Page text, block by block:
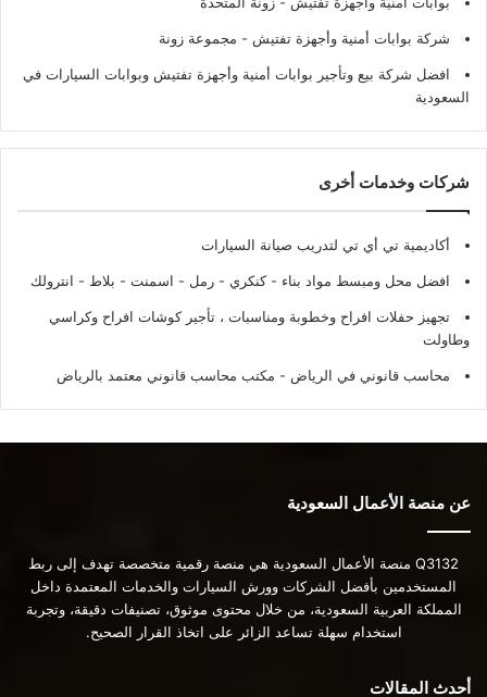
شركة بوابات أمنية وأجهزة تفتيش - مجموعة زونة
افضل شركة بيع وتأجير بوابات أمنية وأجهزة تفتيش وبوابات السيارات في
السعودية
شركات وخدمات أخرى
أكاديمية تي أي تي لتدريب صيانة السيارات
افضل محل ومبسط مواد بناء - كنكري - رمل - اسمنت - بلاط - انترولك
تجهيز حفلات افراح وخطوبة ومناسبات ، تأجير كوشات افراح وكراسي
وطاولت
محاسب قانوني في الرياض - مكتب محاسب قانوني معتمد بالرياض
عن منصة الأعمال السعودية
Q3132 منصة الأعمال السعودية هي منصة رقمية متخصصة تهدف إلى ربط
المستخدمين بأفضل الشركات وورش السيارات والخدمات المعتمدة داخل
المملكة العربية السعودية، من خلال محتوى موثوق، تصنيفات دقيقة، وتجربة
استخدام سهلة تساعد الزائر على اتخاذ القرار الصحيح.
أحدث المقالات